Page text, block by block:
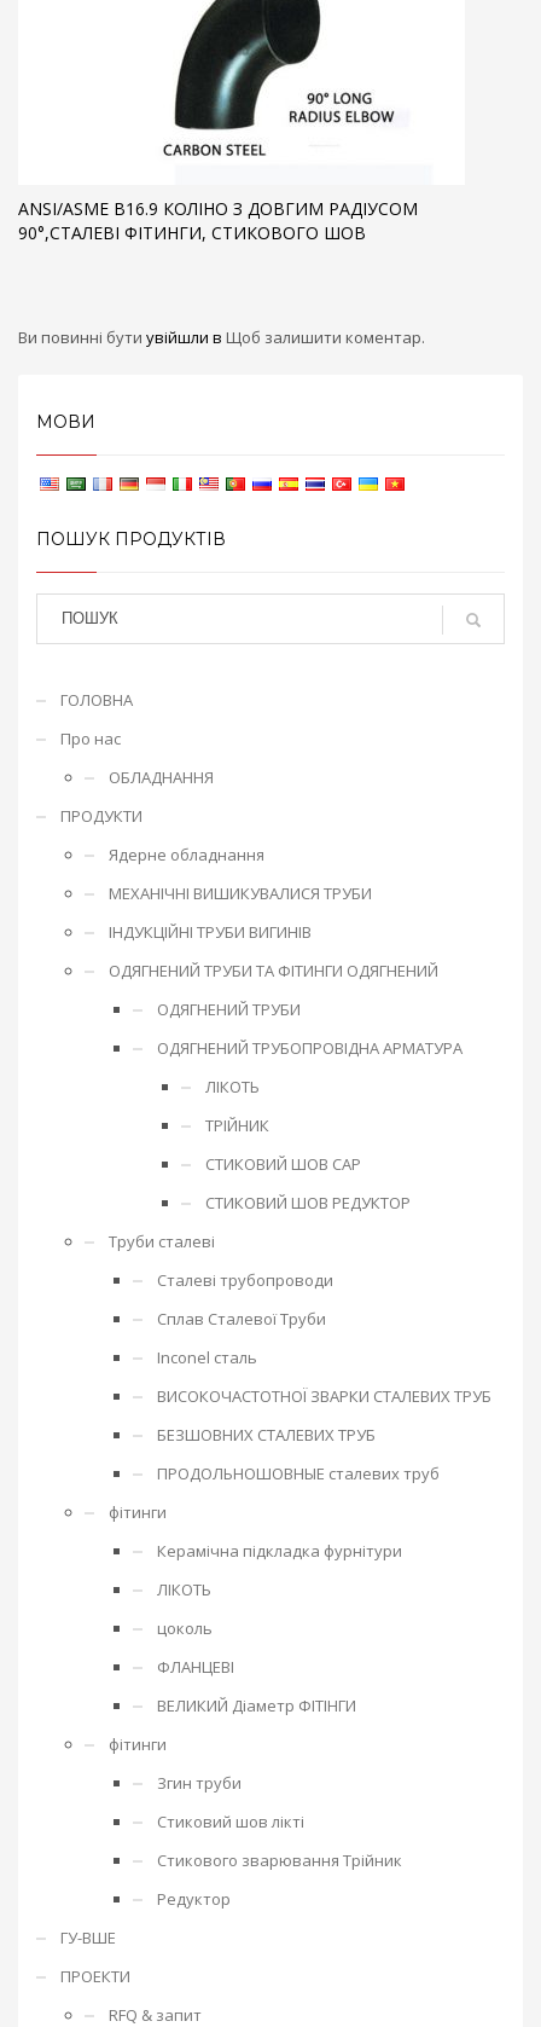
ANSI/ASME B16.9 КОЛІНО З ДОВГИМ РАДІУСОМ
90°,СТАЛЕВІ ФІТИНГИ, СТИКОВОГО ШОВ
Ви повинні бути увійшли в Щоб залишити коментар.
МОВИ
ПОШУК ПРОДУКТІВ
ГОЛОВНА
Про нас
ОБЛАДНАННЯ
ПРОДУКТИ
Ядерне обладнання
МЕХАНІЧНІ ВИШИКУВАЛИСЯ ТРУБИ
ІНДУКЦІЙНІ ТРУБИ ВИГИНІВ
ОДЯГНЕНИЙ ТРУБИ ТА ФІТИНГИ ОДЯГНЕНИЙ
ОДЯГНЕНИЙ ТРУБИ
ОДЯГНЕНИЙ ТРУБОПРОВІДНА АРМАТУРА
ЛІКОТЬ
ТРІЙНИК
СТИКОВИЙ ШОВ CAP
СТИКОВИЙ ШОВ РЕДУКТОР
Труби сталеві
Сталеві трубопроводи
Сплав Сталевої Труби
Inconel сталь
ВИСОКОЧАСТОТНОЇ ЗВАРКИ СТАЛЕВИХ ТРУБ
БЕЗШОВНИХ СТАЛЕВИХ ТРУБ
ПРОДОЛЬНОШОВНЫЕ сталевих труб
фітинги
Керамічна підкладка фурнітури
ЛІКОТЬ
цоколь
ФЛАНЦЕВІ
ВЕЛИКИЙ Діаметр ФІТІНГИ
фітинги
Згин труби
Стиковий шов лікті
Стикового зварювання Трійник
Редуктор
ГУ-ВШЕ
ПРОЕКТИ
RFQ & запит